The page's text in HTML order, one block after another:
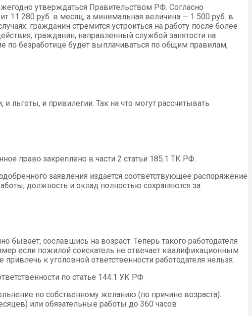
утверждаться Правительством РФ. Согласно
11 280 руб. в месяц, а минимальная величина — 1 500 руб. в
гражданин стремится устроиться на работу после более
гражданин, направленный службой занятости на
по безработице будет выплачиваться по общим правилам,
льготы, и привилегии. Так на что могут рассчитывать
право закреплено в части 2 статьи 185.1 ТК РФ.
заявления издается соответствующее распоряжение
должность и оклад полностью сохраняются за
бывает, сославшись на возраст. Теперь такого работодателя
если пожилой соискатель не отвечает квалификационным
к уголовной ответственности работодателя нельзя.
по статье 144.1 УК РФ
по собственному желанию (по причине возраста).
или обязательные работы до 360 часов